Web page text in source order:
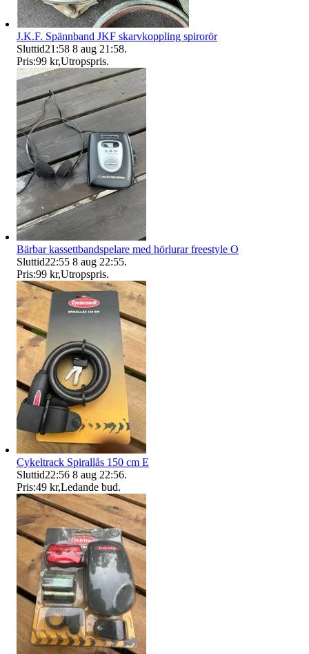
J.K.F. Spännband JKF skarvkoppling spirorör
Sluttid21:58 8 aug 21:58.
Pris:99 kr,Utropspris.
Bärbar kassettbandspelare med hörlurar freestyle O
Sluttid22:55 8 aug 22:55.
Pris:99 kr,Utropspris.
Cykeltrack Spirallås 150 cm E
Sluttid22:56 8 aug 22:56.
Pris:49 kr,Ledande bud.